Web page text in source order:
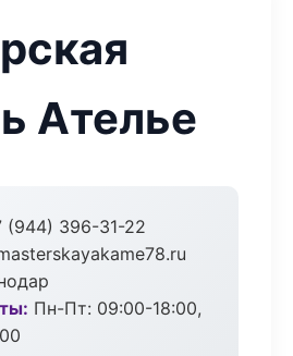
Ателье
(944) 396-31-22
Пн-Пт: 09:00-18:00,